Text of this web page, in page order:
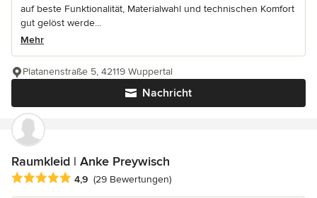
auf beste Funktionalität, Materialwahl und technischen Komfort
gut gelöst werde...
Mehr
Nachricht
Platanenstraße 5, 42119 Wuppertal
Raumkleid | Anke Preywisch
Durchschnittliche Bewertung: 4.9 von 5 Sternen
4,9 (29 Bewertungen)